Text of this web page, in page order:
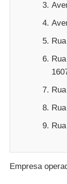
Empresa